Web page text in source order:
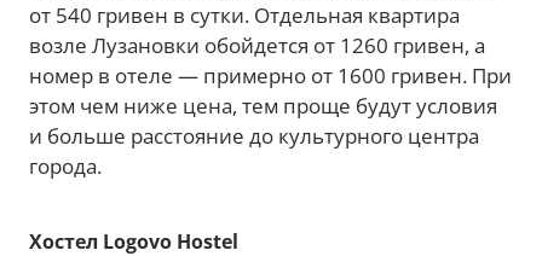
от 540 гривен в сутки. Отдельная квартира
возле Лузановки обойдется от 1260 гривен, а
номер в отеле — примерно от 1600 гривен. При
этом чем ниже цена, тем проще будут условия
и больше расстояние до культурного центра
города.
Хостел Logovo Hostel